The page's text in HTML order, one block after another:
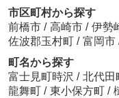
市区町村から探す
前橋市 / 高崎市 / 伊勢
佐波郡玉村町 / 富岡市
町名から探す
富士見町時沢 / 北代田
龍舞町 / 東小保方町 /